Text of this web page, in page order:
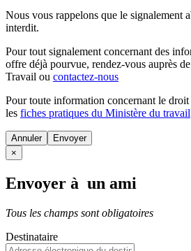
Nous vous rappelons que le signalement
interdit.
Pour tout signalement concernant des
offre déjà pourvue, rendez-vous auprès
Travail ou contactez-nous
Pour toute information concernant le droit
les fiches pratiques du Ministère du travail
Annuler
×
Envoyer à un ami
Tous les champs sont obligatoires
Destinataire